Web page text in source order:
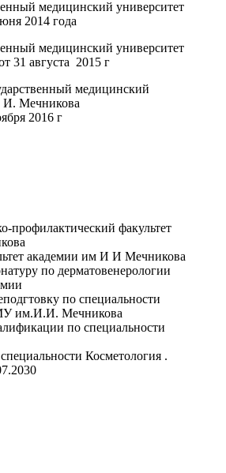
медицинский университет
2014 года
медицинский университет
31 августа 2015 г
медицинский
И. Мечникова
2016 г
профилактический факультет
академии им И И Мечникова
по дерматовенерологии
по специальности
им.И.И. Мечникова
по специальности
Косметология .